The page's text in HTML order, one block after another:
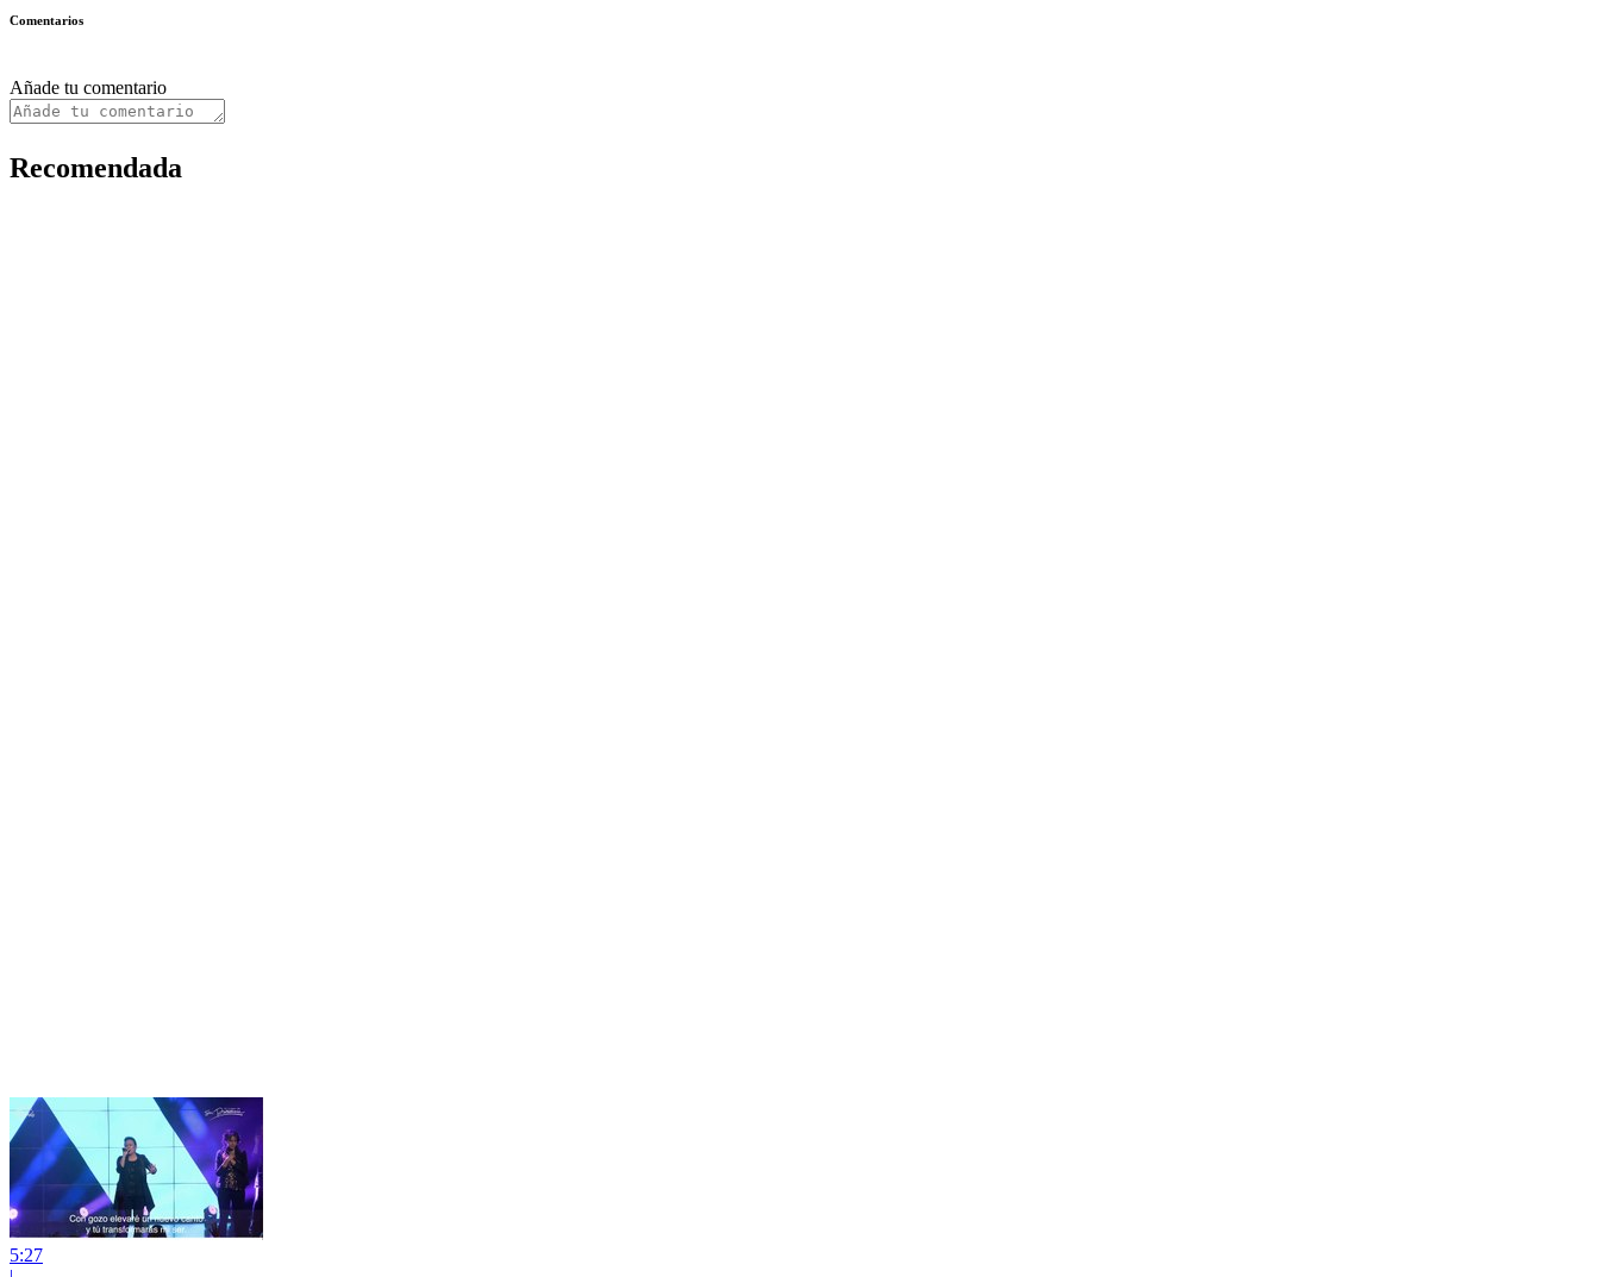
Comentarios
Añade tu comentario
Recomendada
5:27